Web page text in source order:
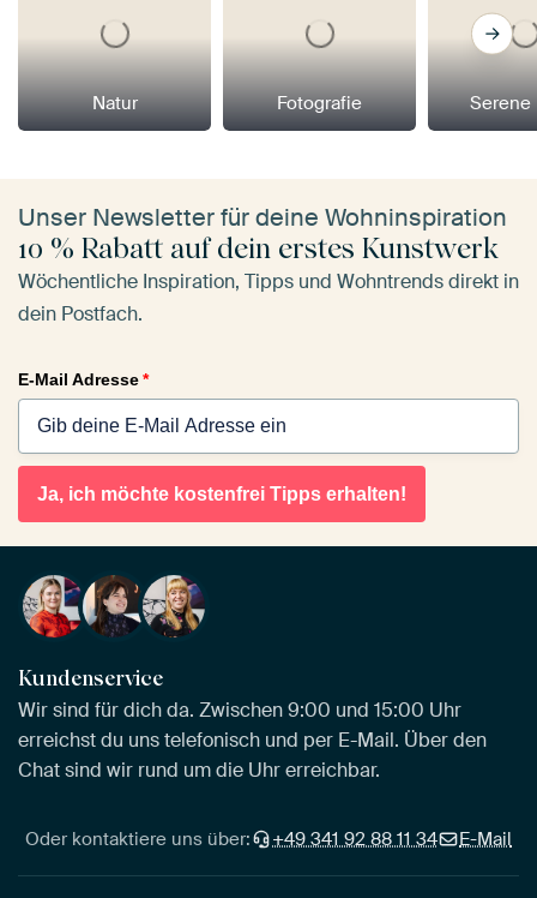
Natur Fotografie Serene
Unser Newsletter für deine Wohninspiration
10 % Rabatt auf dein erstes Kunstwerk
Wöchentliche Inspiration, Tipps und Wohntrends direkt in
dein Postfach.
E-Mail Adresse*
Ja, ich möchte kostenfrei Tipps erhalten!
Kundenservice
Wir sind für dich da. Zwischen 9:00 und 15:00 Uhr
erreichst du uns telefonisch und per E-Mail. Über den
Chat sind wir rund um die Uhr erreichbar.
Oder kontaktiere uns über: +49 341 92 88 11 34 E-Mail